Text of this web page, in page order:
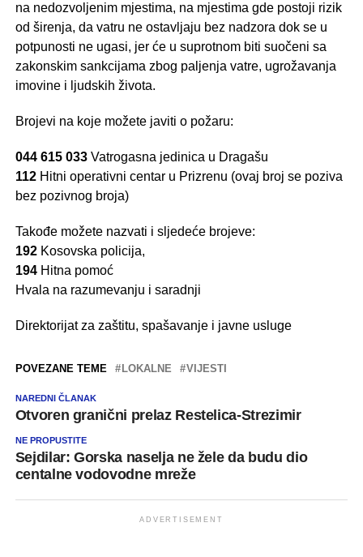
na nedozvoljenim mjestima, na mjestima gde postoji rizik
od širenja, da vatru ne ostavljaju bez nadzora dok se u
potpunosti ne ugasi, jer ćе u suprotnom biti suočeni sa
zakonskim sankcijama zbog paljenja vatre, ugrožavanja
imovine i ljudskih života.
Brojevi na koje možete javiti o požaru:
044 615 033Vatrogasna jedinica u Dragašu
112Hitni operativni centar u Prizrenu (ovaj broj se poziva
bez pozivnog broja)
Takođe možete nazvati i sljedeće brojeve:
192Kosovska policija,
194Hitna роmoć
Hvala na razumevanju i saradnji
Direktorijat za zaštitu, spašavanje i javne usluge
POVEZANE TEME LOKALNE VIJESTI
NAREDNI ČLANAK
Otvoren granični prelaz Restelica-Strezimir
NE PROPUSTITE
Sejdilar: Gorska naselja ne žele da budu dio
centalne vodovodne mreže
ADVERTISEMENT